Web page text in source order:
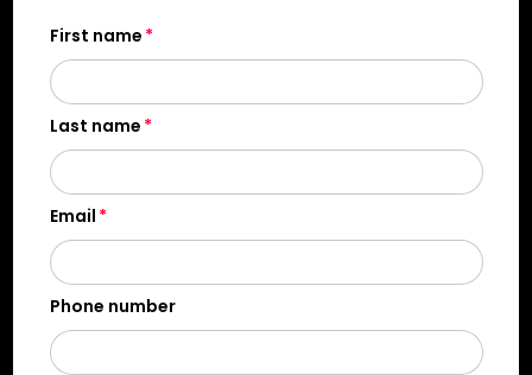
First name
Last name
Email
Phone number